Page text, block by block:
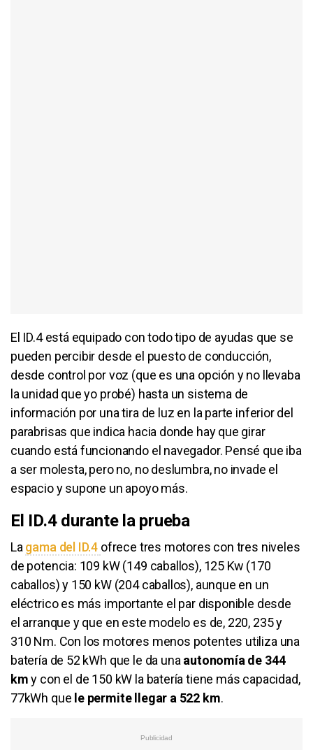
El ID.4 está equipado con todo tipo de ayudas que se
pueden percibir desde el puesto de conducción,
desde control por voz (que es una opción y no llevaba
la unidad que yo probé) hasta un sistema de
información por una tira de luz en la parte inferior del
parabrisas que indica hacia donde hay que girar
cuando está funcionando el navegador. Pensé que iba
a ser molesta, pero no, no deslumbra, no invade el
espacio y supone un apoyo más.
El ID.4 durante la prueba
La gama del ID.4 ofrece tres motores con tres niveles
de potencia: 109 kW (149 caballos), 125 Kw (170
caballos) y 150 kW (204 caballos), aunque en un
eléctrico es más importante el par disponible desde
el arranque y que en este modelo es de, 220, 235 y
310 Nm. Con los motores menos potentes utiliza una
batería de 52 kWh que le da una autonomía de 344
kmy con el de 150 kW la batería tiene más capacidad,
77kWh que le permite llegar a 522 km.